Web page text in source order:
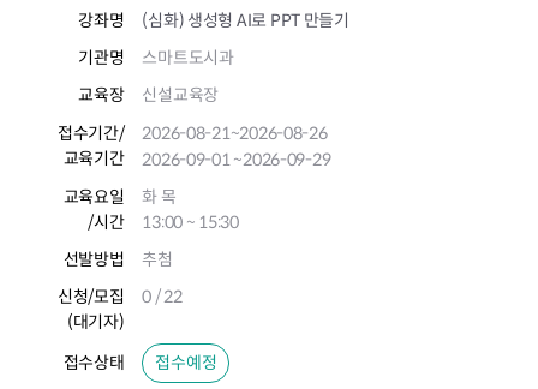
강좌명
(심화) 생성형 AI로 PPT 만들기
기관명
스마트도시과
교육장
신설교육장
접수기간/
교육기간
2026-08-21~2026-08-26
2026-09-01~2026-09-29
교육요일
/시간
화 목
13:00 ~ 15:30
선발방법
추첨
신청/모집
(대기자)
0 / 22
접수상태 접수예정